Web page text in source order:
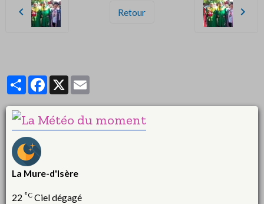
Retour
PartagerFacebook
X
La Mure-d'Isère
22 °C Ciel dégagé